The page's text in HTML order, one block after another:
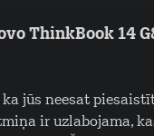
ThinkBook 14
ka jūs neesat
ir uzlabojama,